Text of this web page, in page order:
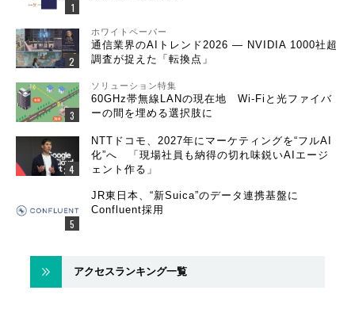
ホワイトペーパー
通信業界のAIトレンド2026 ― NVIDIA 1000社超
調査が捉えた「転換点」
ソリューション特集
60GHz帯無線LANの現在地 Wi-Fiと光ファイバ
ーの間を埋める選択肢に
NTTドコモ、2027年にマーケティングを“フルAI
化”へ 「現場社員も納得の切れ味鋭いAIエージ
ェント作る」
JR東日本、“新Suica”のデータ連携基盤に
Confluent採用
アクセスランキング一覧